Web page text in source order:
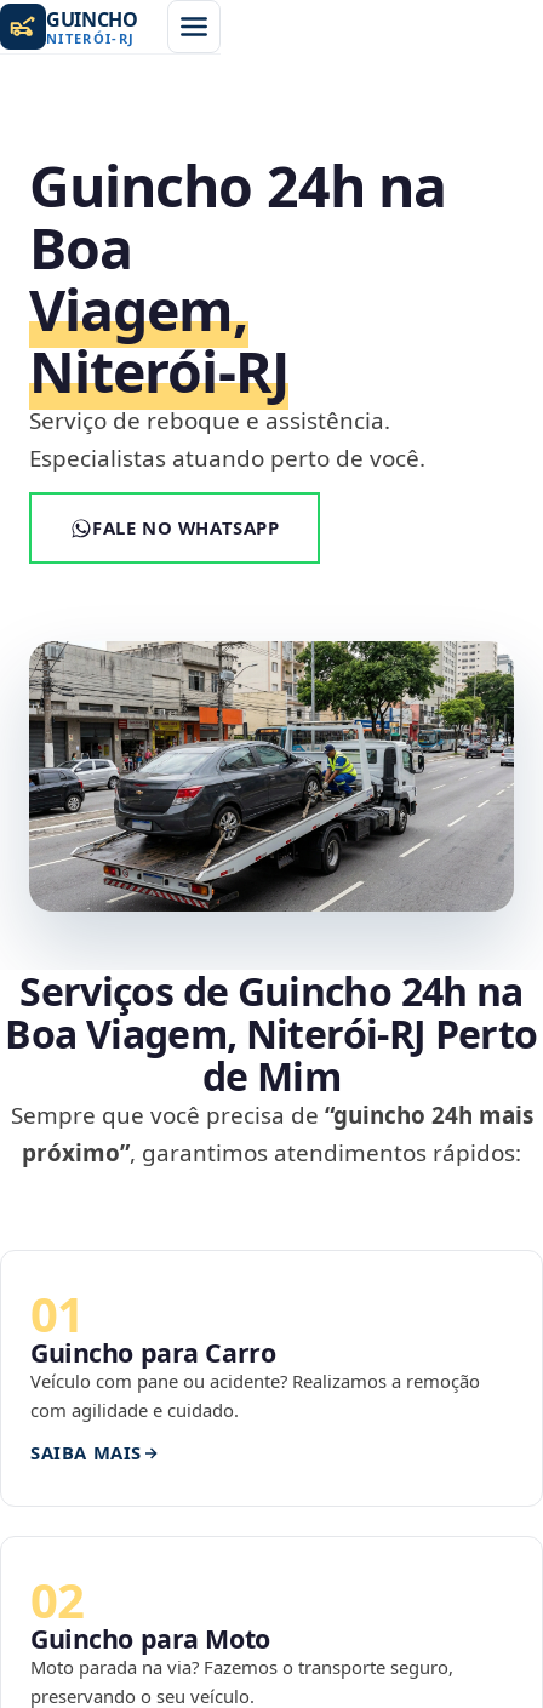
GUINCHO
NITERÓI- RJ
Guincho 24h na
Boa
Viagem,
Niterói‑RJ
Serviço de reboque e assistência.
Especialistas atuando perto de você.
FALE NO WHATSAPP
Serviços de Guincho 24h na
Boa Viagem, Niterói‑RJ Perto
de Mim
Sempre que você precisa de “guincho 24h mais
próximo”, garantimos atendimentos rápidos:
01
Guincho para Carro
Veículo com pane ou acidente? Realizamos a remoção
com agilidade e cuidado.
SAIBA MAIS
02
Guincho para Moto
Moto parada na via? Fazemos o transporte seguro,
preservando o seu veículo.